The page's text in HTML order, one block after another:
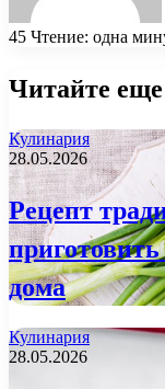
45 Чтение: одна
Читайте еще
Кулинария
28.05.2026
Рецепт
дома
Кулинария
28.05.2026